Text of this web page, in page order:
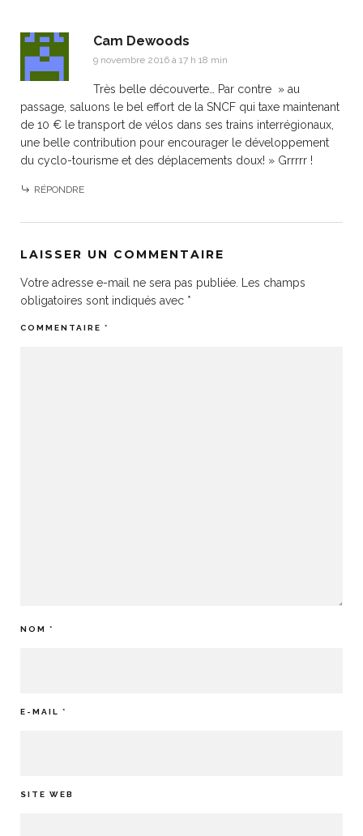
Cam Dewoods
9 novembre 2016 à 17 h 18 min
Très belle découverte… Par contre » au
passage, saluons le bel effort de la SNCF qui taxe maintenant
de 10 € le transport de vélos dans ses trains interrégionaux,
une belle contribution pour encourager le développement
du cyclo-tourisme et des déplacements doux! » Grrrrr !
RÉPONDRE
LAISSER UN COMMENTAIRE
Votre adresse e-mail ne sera pas publiée.
Les champs
obligatoires sont indiqués avec *
COMMENTAIRE *
NOM *
E-MAIL *
SITE WEB